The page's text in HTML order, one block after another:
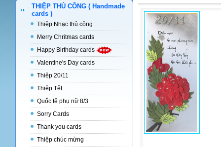
THIỆP THỦ CÔNG ( Handmade
cards )
Thiệp Nhạc thủ công
Merry Chritmas cards
Happy Birthday cards
Valentine's Day cards
Thiệp 20/11
Thiệp Tết
Quốc tế phụ nữ 8/3
Sorry Cards
Thank you cards
Thiệp chúc mừng